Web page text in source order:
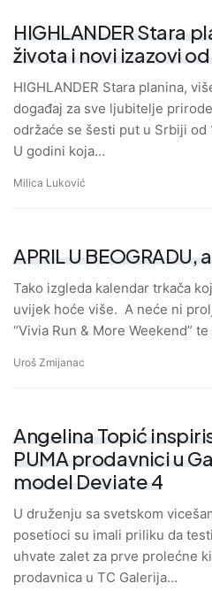
HIGHLANDER Stara
života i novi izazovi
HIGHLANDER Stara planina,
događaj za sve ljubitelje
održaće se šesti put u Srbiji od
U godini koja…
Milica Luković
APRIL U BEOGRADU,
Tako izgleda kalendar trkača
uvijek hoće više. A neće ni
“Vivia Run & More Weekend”
Uroš Zmijanac
Angelina Topić
PUMA prodavnici u
model Deviate 4
U druženju sa svetskom
posetioci su imali priliku da
uhvate zalet za prve prolećne
prodavnica u TC Galerija…